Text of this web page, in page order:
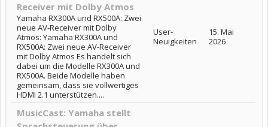
Receiver mit Dolby Atmos
Yamaha RX300A und RX500A: Zwei
neue AV-Receiver mit Dolby
Atmos: Yamaha RX300A und
RX500A: Zwei neue AV-Receiver
mit Dolby Atmos Es handelt sich
dabei um die Modelle RX300A und
RX500A. Beide Modelle haben
gemeinsam, dass sie vollwertiges
HDMI 2.1 unterstützen....
User-
Neuigkeiten
15. Mai
2026
MusicCast: Yamaha stellt